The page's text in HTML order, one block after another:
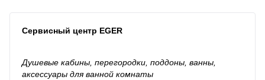
Сервисный центр EGER
Душевые кабины, перегородки, поддоны, ванны,
аксессуары для ванной комнаты